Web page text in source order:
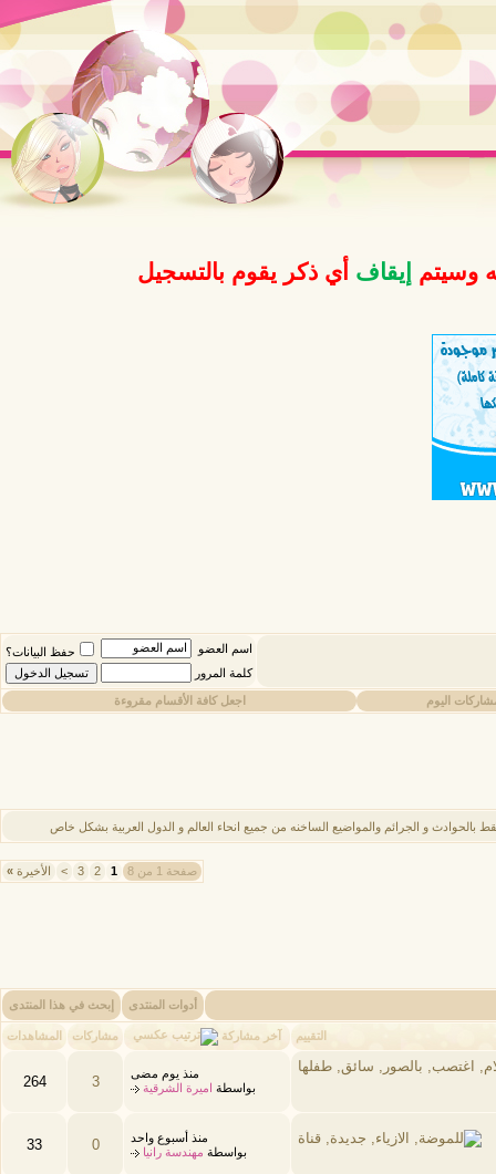
وسيتم إيقاف أي ذكر يقوم بالتسجيل
اسم العضو
حفظ البيانات؟
كلمة المرور
اليوم اجعل كافة الأقسام مقروءة
و الجرائم والمواضيع الساخنه من جميع انحاء العالم و الدول العربية بشكل خاص
صفحة 1 من 8 1
2
3
> الأخيرة »
أدوات المنتدى إبحث في هذا المنتدى
التقييم آخر مشاركة مشاركات المشاهدات
منذ يوم مضى
بواسطة اميرة الشرقية 3
264
منذ أسبوع واحد
بواسطة مهندسة رانيا 0
33